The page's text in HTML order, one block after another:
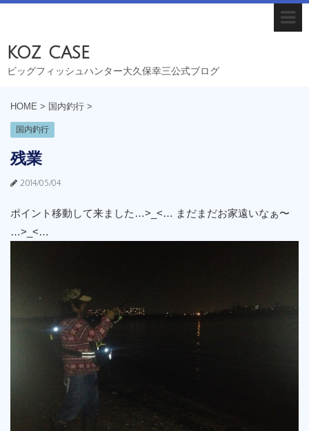
koz case
ビッグフィッシュハンター大久保幸三公式ブログ
HOME > 国内釣行 >
国内釣行
残業
2014/05/04
ポイント移動して来ました…>_<… まだまだお家遠いなぁ〜
…>_<…